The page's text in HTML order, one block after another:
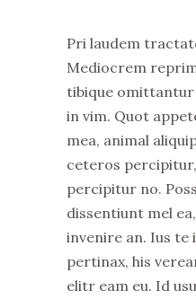
Pri laudem
Mediocrem
tibique omittantur
in vim. Quot
mea, animal
ceteros
percipitur no.
dissentiunt mel
invenire an. Ius
pertinax, his
elitr eam eu. Id